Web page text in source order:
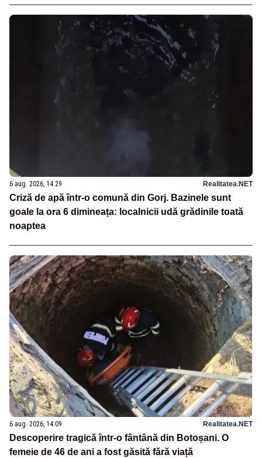
6 aug. 2026, 14:29 Realitatea.NET
Criză de apă într-o comună din Gorj. Bazinele sunt
goale la ora 6 dimineața: localnicii udă grădinile toată
noaptea
6 aug. 2026, 14:09 Realitatea.NET
Descoperire tragică într-o fântână din Botoșani. O
femeie de 46 de ani a fost găsită fără viață